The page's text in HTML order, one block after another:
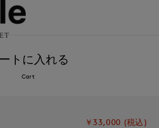
トに入れる
Cart
￥33,000 (税込)